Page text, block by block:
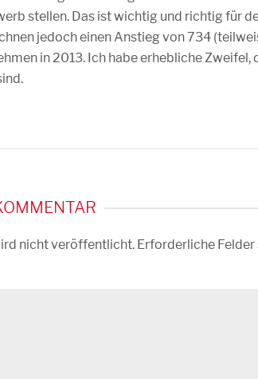
stellen. Das ist wichtig und richtig für
jedoch einen Anstieg von 734
in 2013. Ich habe erhebliche Zweifel,
nicht veröffentlicht. Erforderliche